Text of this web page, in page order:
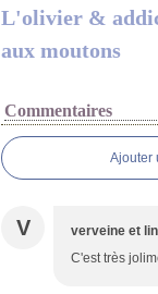
L'olivier &
aux moutons
Commentaires
Ajouter
V verveine et lin
C'est très